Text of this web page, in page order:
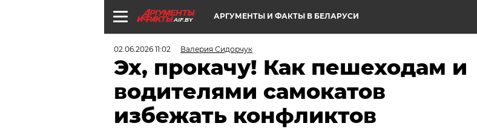
AIF.BY АРГУМЕНТЫ И ФАКТЫ В БЕЛАРУСИ
02.06.2026 11:02 Валерия Сидорчук
Эх, прокачу! Как пешеходам и
водителями самокатов
избежать конфликтов